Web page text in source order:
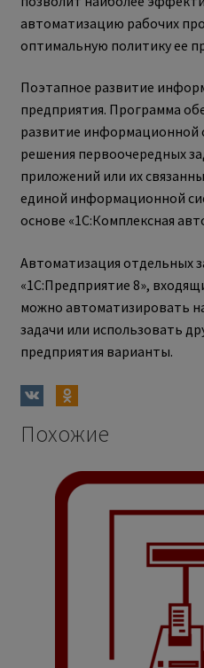
автоматизацию рабочих
оптимальную политику ее
Поэтапное развитие
предприятия. Программа
развитие информационной
решения первоочередных
приложений или их
единой информационной
основе «1С:Комплексная
Автоматизация отдельных
«1С:Предприятие 8»,
можно автоматизировать
задачи или использовать
предприятия варианты.
Похожие